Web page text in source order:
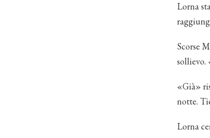
Lorna
Scorse
sollievo.
«Già»
notte.
Lorna